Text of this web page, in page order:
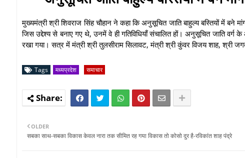
मुख्यमंत्री श्री शिवराज सिंह चौहान ने कहा कि अनुसूचित जाति बाहुल्य बस्तियों में बने
जिस उद्देश्य से बनाए गए थे, उनमें वे ही गतिविधियाँ संचालित हों। अनुसूचित जाति वर्ग
रखा गया। सत्र में मंत्री श्री तुलसीराम सिलावट, मंत्री श्री कुंवर विजय शाह, श्री
Tags मध्यप्रदेश समाचार
OLDER
सबका साथ-सबका विकास केवल नारा तक सीमित रह गया विकास तो कोसो दुर है-रविकांत शाह पंद्रे